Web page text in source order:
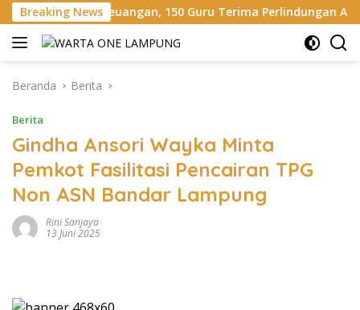
Langsung
ke
konten
Breaking News
150 Guru Terima Perlindungan Asuransi Jiwa
Beranda Berita
Berita
Gindha Ansori Wayka Minta
Pemkot Fasilitasi Pencairan TPG
Non ASN Bandar Lampung
Rini Sanjaya
13 Juni 2025